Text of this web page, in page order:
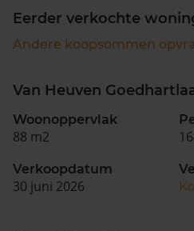
Eerder verkochte
Andere koopsommen
Van Heuven
Woonoppervlak
88 m2
Verkoopdatum
30 juni 2026